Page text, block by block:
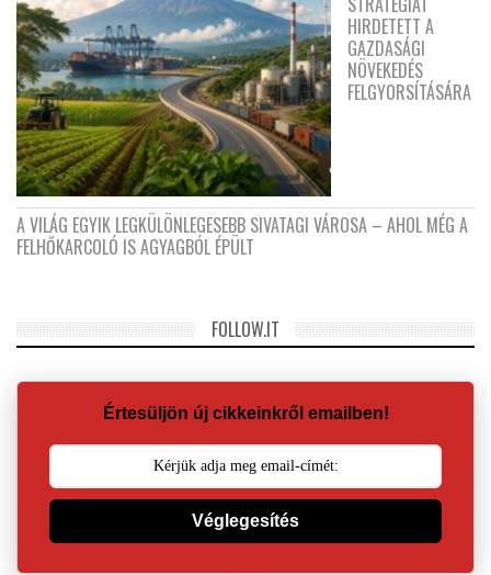
HIRDETETT A
GAZDASÁGI
NÖVEKEDÉS
FELGYORSÍTÁSÁRA
A VILÁG EGYIK LEGKÜLÖNLEGESEBB SIVATAGI VÁROSA – AHOL MÉG A
FELHŐKARCOLÓ IS AGYAGBÓL ÉPÜLT
FOLLOW.IT
Értesüljön új cikkeinkről emailben!
Véglegesítés